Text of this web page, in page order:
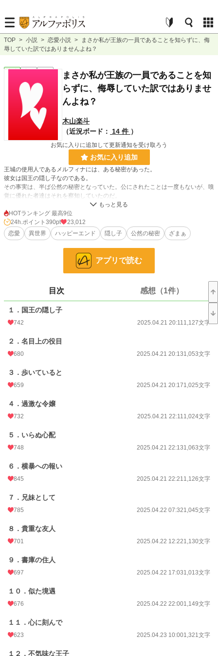
TOP > 小説 > 恋愛小説 >
まさか私が王族の一員であることを知らずに、侮
辱していた訳ではありませんよね？
恋愛 完結 短編
まさか私が王族の一員であることを知
らずに、侮辱していた訳ではありませ
んよね？
木山楽斗
（近況ボード：
14 件 ）
お気に入りに追加して更新通知を受け取ろう
お気に入り追加
王城の使用人であるメルフィナには、ある秘密があった。
彼女は国王の隠し子なのである。
その事実は、半ば公然の秘密となっていた。公にされたことは一度もないが、嗅
覚に優れた者達はそれを察知していたのだ。
しかし中には、そうではない者達もいた。
その者達は、メルフィナを一介の使用人として考えて、彼らなりの扱い方をし
た。
それは許されるものではなかった。知らぬうちに王家に牙を向けた者達は、その
行為の報いを受けることになったのだ。
3,439 位 / 228,657 件
1,829 位 / 66,335 件
24h.ポイント
文字数 44,397
更新日時
初回公開日時 2025.04.21 20:11
初回完結日時
週間ポイント 1,148 pt (8,058 位)
年間ポイント 51,486 pt (10,202 位)
HOTランキング 最高9位
24h.ポイント 390pt
23,012
恋愛
異世界 ハッピーエンド 隠し子 公然の秘密 ざまぁ
アプリで読む
目次 感想（1件）
１．国王の隠し子
742 2025.04.21 20:111,127文字
２．名目上の役目
680 2025.04.21 20:131,053文字
３．歩いていると
659 2025.04.21 20:171,025文字
４．過激な令嬢
732 2025.04.21 22:111,024文字
５．いらぬ心配
748 2025.04.21 22:131,063文字
６．横暴への報い
845 2025.04.21 22:211,126文字
７．兄妹として
785 2025.04.22 07:321,045文字
８．貴重な友人
701 2025.04.22 12:221,130文字
９．書庫の住人
697 2025.04.22 17:031,013文字
１０．似た境遇
676 2025.04.22 22:001,149文字
１１．心に刻んで
623 2025.04.23 10:001,321文字
１２．不気味な王子